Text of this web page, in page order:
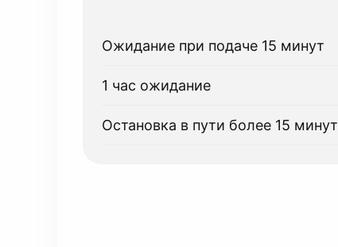
Ожидание при подаче 15 минут
1 час ожидание
Остановка в пути более 15 минут